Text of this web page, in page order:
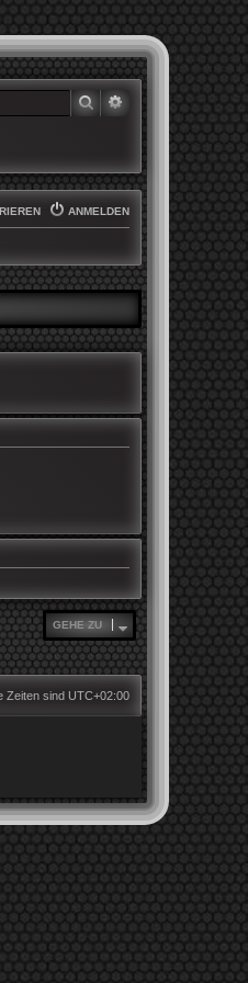
SUCHE
ANMELDEN
GEHE ZU
Zeiten sind UTC+02:00